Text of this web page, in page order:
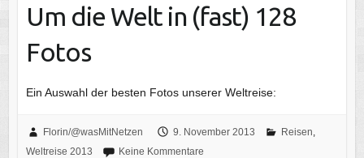
Um die Welt in (fast) 128
Fotos
Ein Auswahl der besten Fotos unserer Weltreise:
Florin/@wasMitNetzen 9. November 2013 Reisen
Weltreise 2013
Keine Kommentare